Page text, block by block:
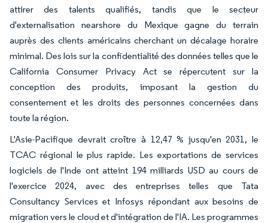
attirer des talents qualifiés, tandis que le secteur
d'externalisation nearshore du Mexique gagne du terrain
auprès des clients américains cherchant un décalage horaire
minimal. Des lois sur la confidentialité des données telles que le
California Consumer Privacy Act se répercutent sur la
conception des produits, imposant la gestion du
consentement et les droits des personnes concernées dans
toute la région.
L'Asie-Pacifique devrait croître à 12,47 % jusqu'en 2031, le
TCAC régional le plus rapide. Les exportations de services
logiciels de l'Inde ont atteint 194 milliards USD au cours de
l'exercice 2024, avec des entreprises telles que Tata
Consultancy Services et Infosys répondant aux besoins de
migration vers le cloud et d'intégration de l'IA. Les programmes